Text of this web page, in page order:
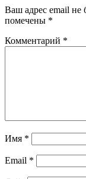
Ваш адрес email не
помечены *
Комментарий *
Имя *
Email *